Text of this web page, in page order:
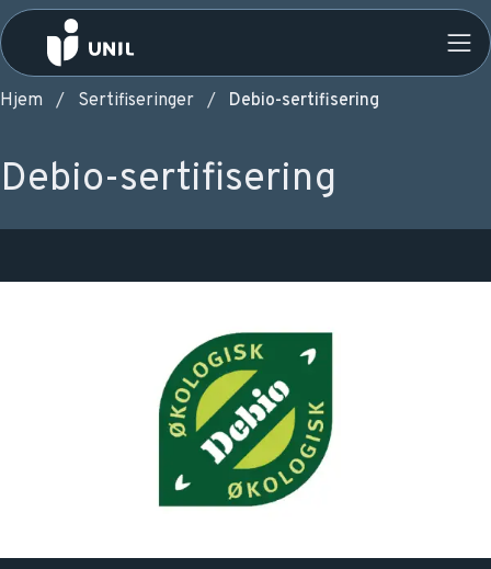
Hjem Sertifiseringer Debio-sertifisering
Debio-sertifisering